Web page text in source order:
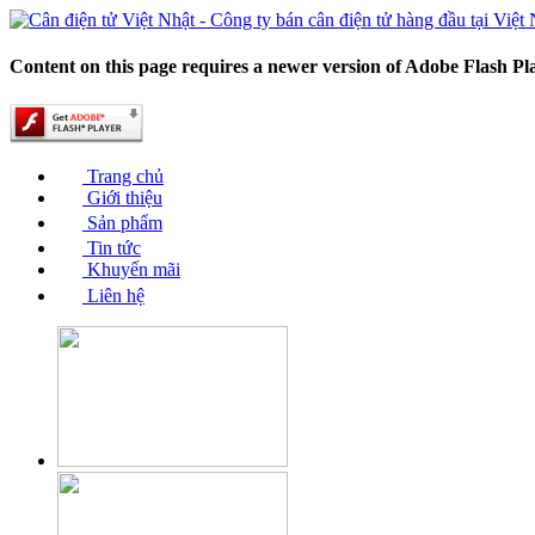
Content on this page requires a newer version of Adobe Flash
Trang chủ
Giới thiệu
Sản phẩm
Tin tức
Khuyến mãi
Liên hệ